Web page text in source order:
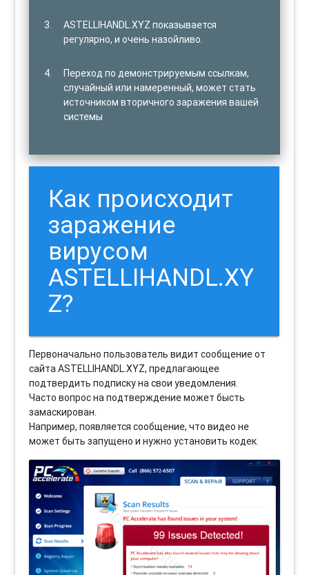
ASTELLIHANDL.XYZ показывается
регулярно, и очень назойливо.
Переход по демонстрируемым ссылкам,
случайный или намеренный, может стать
источником вторичного заражения вашей
системы
Как происходит
заражение
вирусом
ASTELLIHANDL.XY
Z?
Первоначально пользователь видит сообщение от
сайта ASTELLIHANDL.XYZ, предлагающее
подтвердить подписку на свои уведомления.
Часто вопрос на подтверждение может бысть
замаскирован.
Например, появляется сообщение, что видео не
может быть запущено и нужно установить кодек.